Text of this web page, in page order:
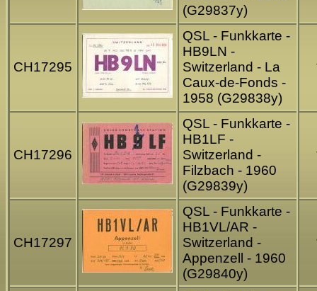
(G29837y)
CH17295
QSL - Funkkarte -
HB9LN -
Switzerland - La
Caux-de-Fonds -
1958 (G29838y)
CH17296
QSL - Funkkarte -
HB1LF -
Switzerland -
Filzbach - 1960
(G29839y)
CH17297
QSL - Funkkarte -
HB1VL/AR -
Switzerland -
Appenzell - 1960
(G29840y)